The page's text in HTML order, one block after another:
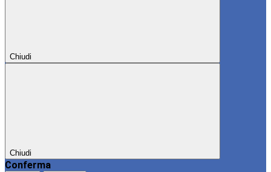
Chiudi
Chiudi
Conferma